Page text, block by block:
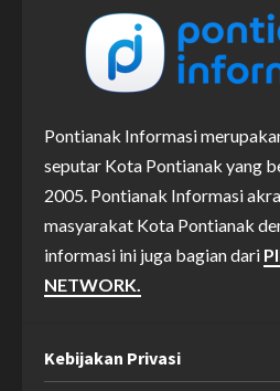
Pontianak Informasi
seputar Kota Pontianak yang
2005. Pontianak Informasi
masyarakat Kota Pontianak
informasi ini juga bagian dari
NETWORK.
Kebijakan Privasi